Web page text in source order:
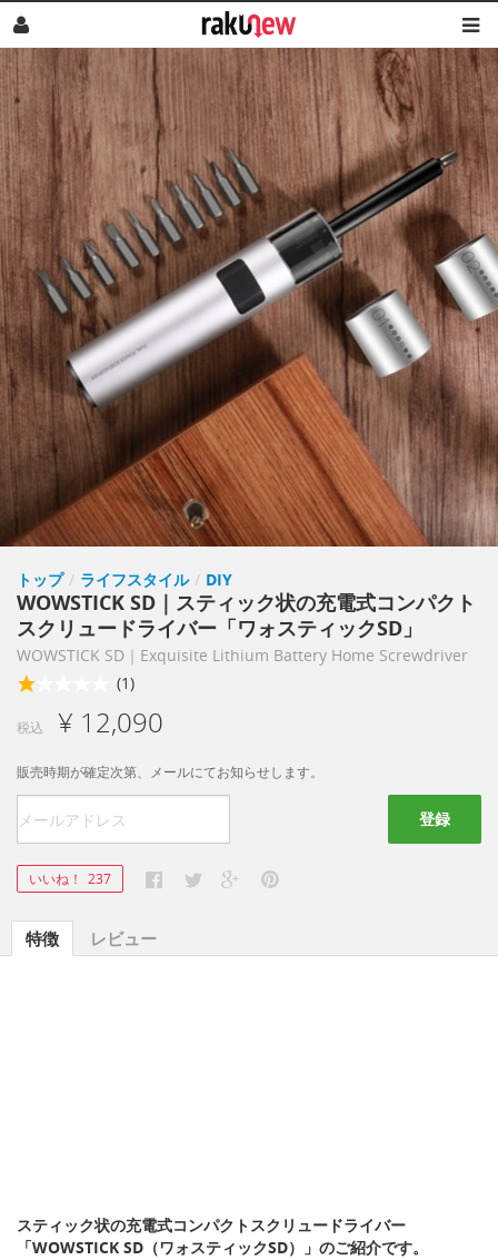
トップ / ライフスタイル / DIY
WOWSTICK SD｜スティック状の充電式コンパクト
スクリュードライバー「ワォスティックSD」
WOWSTICK SD｜Exquisite Lithium Battery Home Screwdriver
(1)
税込 ¥ 12,090
販売時期が確定次第、メールにてお知らせします。
登録
いいね！ 237
特徴 レビュー
スティック状の充電式コンパクトスクリュードライバー
「WOWSTICK SD（ワォスティックSD）」のご紹介です。